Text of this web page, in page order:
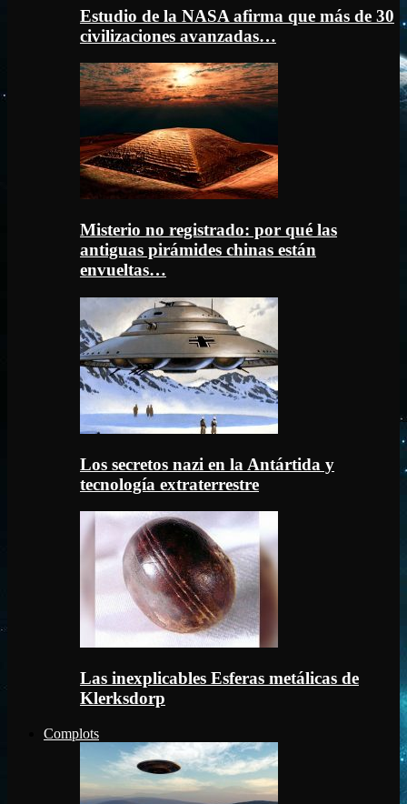
Estudio de la NASA afirma que más de 30
civilizaciones avanzadas…
Misterio no registrado: por qué las
antiguas pirámides chinas están
envueltas…
Los secretos nazi en la Antártida y
tecnología extraterrestre
Las inexplicables Esferas metálicas de
Klerksdorp
Complots